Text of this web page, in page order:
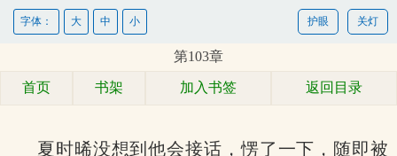
关灯
护眼
字体： 大 中 小
第103章
首页 书架 加入书签 返回目录
夏时晞没想到他会接话，愣了一下，随即被